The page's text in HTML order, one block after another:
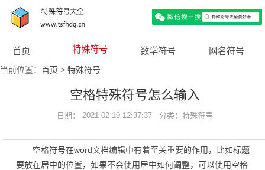
首页 特殊符号 数学符号 网名符号
当前位置： 首页 > 特殊符号
空格特殊符号怎么输入
日期： 2021-02-19 12:37:37 分类：特殊符号
空格符号在word文档编辑中有着至关重要的作用，比如标题
要放在居中的位置，如果不会使用居中如何调整，可以使用空格